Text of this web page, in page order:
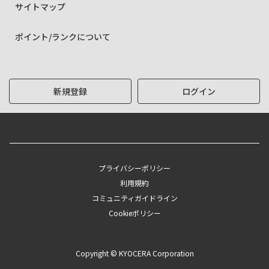
サイトマップ
ポイント/ランクについて
新規登録 ログイン
プライバシーポリシー
利用規約
コミュニティガイドライン
Cookieポリシー
Copyright © KYOCERA Corporation